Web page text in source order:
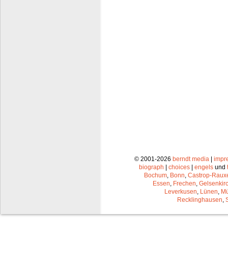
© 2001-2026 berndt media |
biograph | choices | engels und
Bochum Bonn Castrop-
Essen Frechen
Leverkusen Lünen
Recklinghausen